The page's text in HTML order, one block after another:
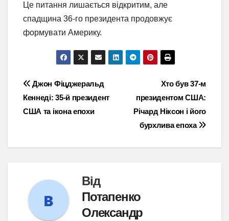
Це питання лишається відкритим, але
спадщина 36-го президента продовжує
формувати Америку.
Навігація
записів
Хто був 37-м
президентом США:
Річард Ніксон і його
бурхлива епоха
Джон Фіцджеральд
Кеннеді: 35-й президент
США та ікона епохи
Від
Потапенко
Олександр